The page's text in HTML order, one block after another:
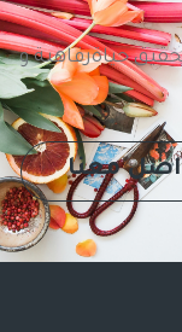
حياةرفاهية و
معنا